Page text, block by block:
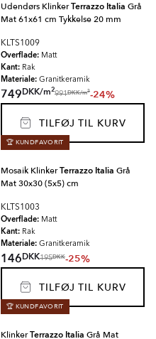
Udendørs KlinkerTerrazzo Italia Grå
Mat 61x61 cm Tykkelse 20 mm
KLTS1009
Overflade: Matt
Kant: Rak
Materiale: Granitkeramik
749DKK/m2
991DKK/m2-24%
TILFØJ TIL KURV
🏆 KUNDFAVORIT
Mosaik KlinkerTerrazzo Italia Grå
Mat 30x30 (5x5) cm
KLTS1003
Overflade: Matt
Kant: Rak
Materiale: Granitkeramik
146DKK195DKK-25%
TILFØJ TIL KURV
🏆 KUNDFAVORIT
KlinkerTerrazzo Italia Grå Mat